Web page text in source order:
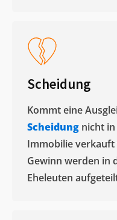
Scheidung
Kommt eine
Scheidung nicht
Immobilie verkauft
Gewinn werden in
Eheleuten